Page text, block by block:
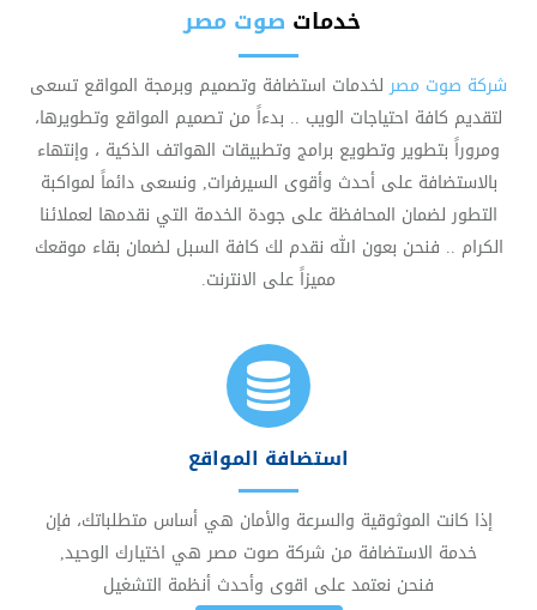
خدمات صوت مصر
شركة صوت مصر لخدمات استضافة وتصميم وبرمجة المواقع تسعى
لتقديم كافة احتياجات الويب .. بدءاً من تصميم المواقع وتطويرها،
ومروراً بتطوير وتطويع برامج وتطبيقات الهواتف الذكية ، وإنتهاء
بالاستضافة على أحدث وأقوى السيرفرات, ونسعى دائماً لمواكبة
التطور لضمان المحافظة على جودة الخدمة التي نقدمها لعملائنا
الكرام .. فنحن بعون الله نقدم لك كافة السبل لضمان بقاء موقعك
مميزاً على الانترنت.
استضافة المواقع
إذا كانت الموثوقية والسرعة والأمان هي أساس متطلباتك، فإن
خدمة الاستضافة من شركة صوت مصر هي اختيارك الوحيد,
فنحن نعتمد على اقوى وأحدث أنظمة التشغيل